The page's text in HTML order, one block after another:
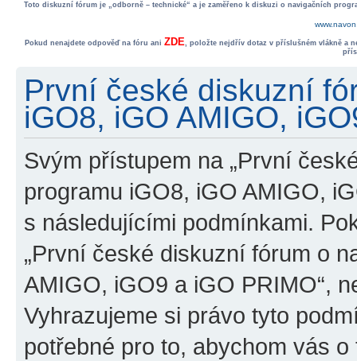
Toto diskuzní fórum je „odborně – technické“ a je zaměřeno k diskuzi o navigačních
Pokud nenajdete odpověď na fóru ani ZDE, položte nejdřív dotaz v příslušném vlákně a
První české diskuzní
iGO8, iGO AMIGO,
Svým přístupem na „První
programu iGO8, iGO AMIGO,
s následujícími podmínkami.
„První české diskuzní fórum o
AMIGO, iGO9 a iGO PRIMO“,
Vyhrazujeme si právo tyto
potřebné pro to, abychom vás